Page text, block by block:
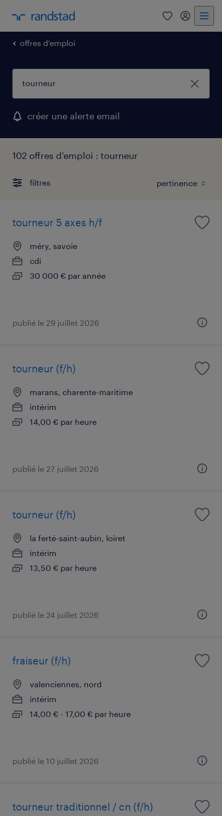
0 mon
offres d'emploi
créer une alerte email
102 offres d'emploi : tourneur
filtres
tourneur 5 axes h/f
méry, savoie
cdi
30 000 € par année
publié le 29 juillet 2026
tourneur (f/h)
marans, charente-maritime
intérim
14,00 € par heure
publié le 27 juillet 2026
tourneur (f/h)
la ferté-saint-aubin, loiret
intérim
13,50 € par heure
publié le 24 juillet 2026
fraiseur (f/h)
valenciennes, nord
intérim
14,00 € - 17,00 € par heure
publié le 10 juillet 2026
tourneur traditionnel / cn (f/h)